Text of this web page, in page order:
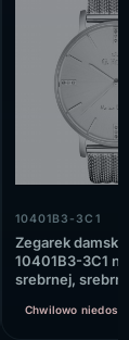
10401B3-3C1
Zegarek damski
10401B3-3C1
srebrnej,
Chwilowo